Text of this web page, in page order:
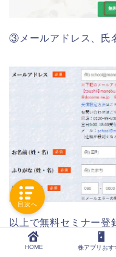
③メールアドレス、氏
以上で無料セミナー登
HOME 株アプリおす
目次へ